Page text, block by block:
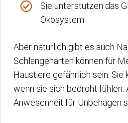
Sie unterstützen das
Ökosystem
Aber natürlich gibt es auch
Schlangenarten können für
Haustiere gefährlich sein. Sie
wenn sie sich bedroht fühlen.
Anwesenheit für Unbehagen